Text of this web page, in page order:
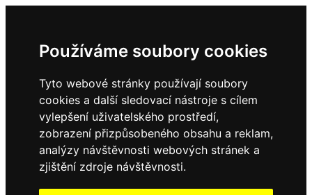
Používáme soubory cookies
Tyto webové stránky používají soubory
cookies a další sledovací nástroje s cílem
vylepšení uživatelského prostředí,
zobrazení přizpůsobeného obsahu a reklam,
analýzy návštěvnosti webových stránek a
zjištění zdroje návštěvnosti.